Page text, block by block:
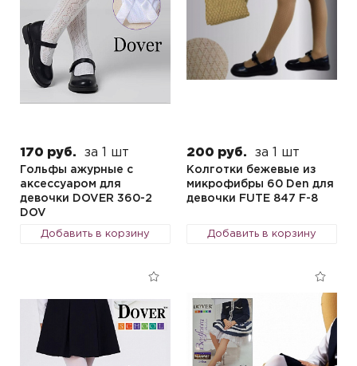
170 руб. за 1 шт
Гольфы ажурные с
аксессуаром для
девочки DOVER 360-2
DOV
Добавить в корзину
200 руб. за 1 шт
Колготки бежевые из
микрофибры 60 Den для
девочки FUTE 847 F-8
Добавить в корзину